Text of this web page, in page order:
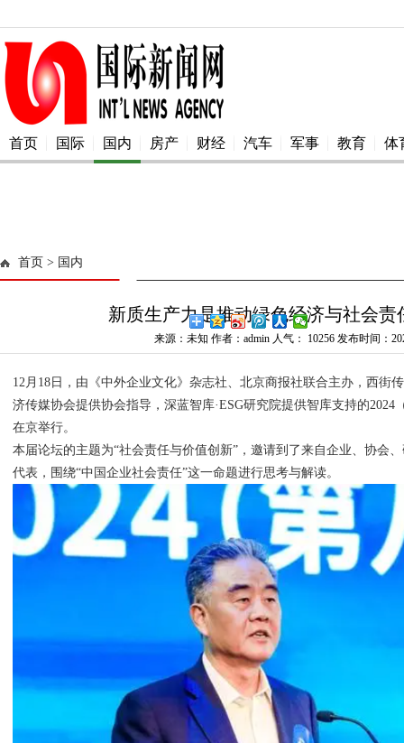
首页 国际 国内 房产 财经 汽车 军事 教育 体
首页 > 国内
新质生产力是推动绿色经济与社会责
来源：未知 作者：admin 人气： 10256 发布时间：
12月18日，由《中外企业文化》杂志社、北京商报社联合主办，西街
济传媒协会提供协会指导，深蓝智库·ESG研究院提供智库支持的
在京举行。
本届论坛的主题为“社会责任与价值创新”，邀请到了来自企业、协会
代表，围绕“中国企业社会责任”这一命题进行思考与解读。